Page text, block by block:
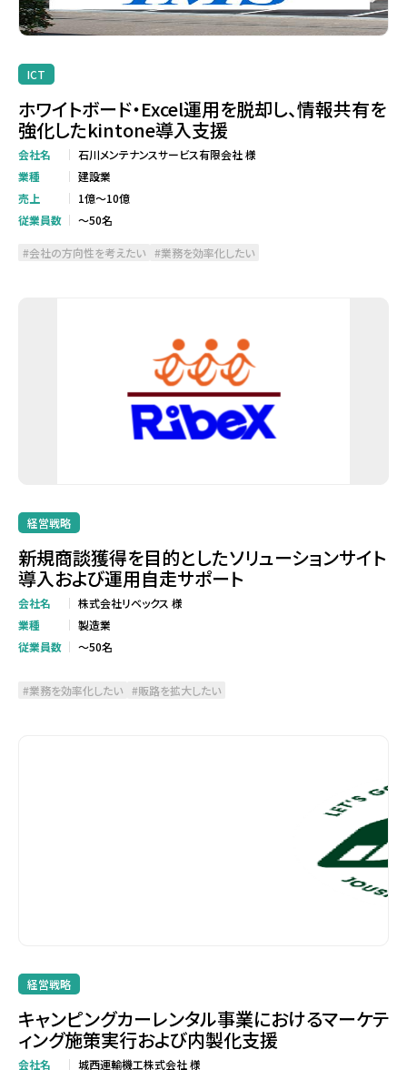
ICT
ホワイトボード・Excel運用を脱却し、情報共有を
強化したkintone導入支援
会社名
石川メンテナンスサービス有限会社 様
業種
建設業
売上
1億～10億
従業員数
～50名
会社の方向性を考えたい 業務を効率化したい
経営戦略
新規商談獲得を目的としたソリューションサイト
導入および運用自走サポート
会社名
株式会社リベックス 様
業種
製造業
従業員数
～50名
業務を効率化したい 販路を拡大したい
経営戦略
キャンピングカーレンタル事業におけるマーケテ
ィング施策実行および内製化支援
会社名 城西運輸機工株式会社 様